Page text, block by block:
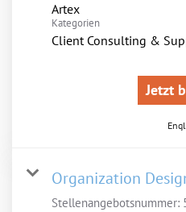
Artex
Kategorien
Client Consulting &
Jetzt
Organization
Stellenangebotsnummer: